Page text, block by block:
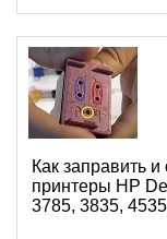
Как заправить
принтеры HP
3785, 3835,